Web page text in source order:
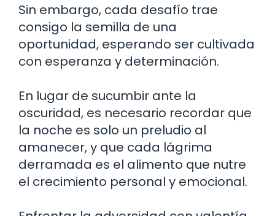
Sin embargo, cada desafío trae
consigo la semilla de una
oportunidad, esperando ser cultivada
con esperanza y determinación.
En lugar de sucumbir ante la
oscuridad, es necesario recordar que
la noche es solo un preludio al
amanecer, y que cada lágrima
derramada es el alimento que nutre
el crecimiento personal y emocional.